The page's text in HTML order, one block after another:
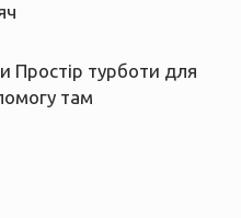
Простір турботи для
там